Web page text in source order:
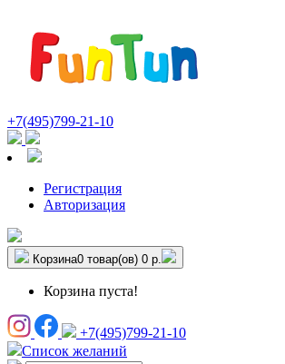
+7(495)799-21-10
Регистрация
Авторизация
Корзина0 товар(ов) 0 р.
Корзина пуста!
+7(495)799-21-10
Список желаний